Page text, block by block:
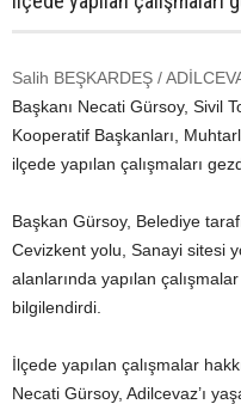
Salih BEŞKARDEŞ /
Başkanı Necati Gürsoy, Sivil
Kooperatif Başkanları,
ilçede yapılan çalışmaları
Başkan Gürsoy, Belediye
Cevizkent yolu, Sanayi sitesi
alanlarında yapılan
bilgilendirdi.
İlçede yapılan çalışmalar
Necati Gürsoy, Adilcevaz’ı